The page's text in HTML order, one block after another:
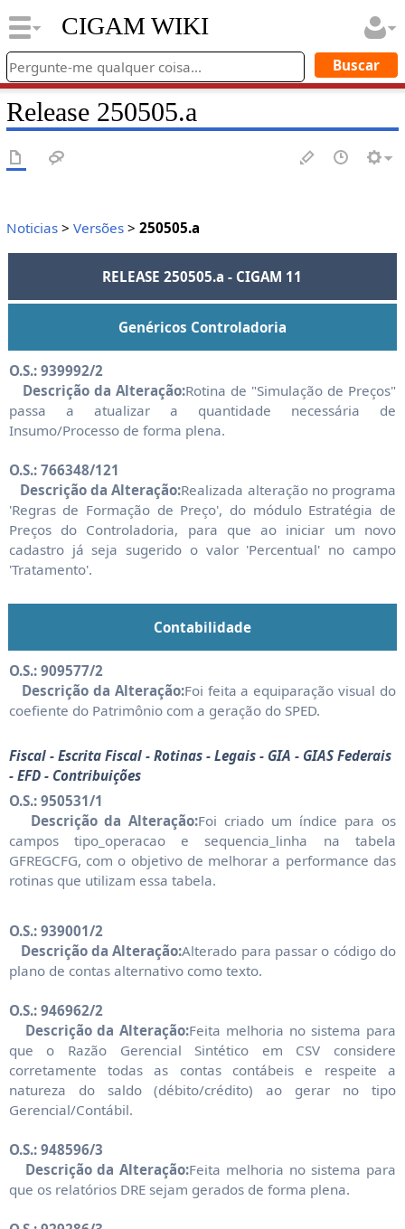
CIGAM WIKI
Release 250505.a
Noticias> Versões> 250505.a
RELEASE 250505.a - CIGAM 11
Genéricos Controladoria
O.S.: 939992/2
Descrição da Alteração:Rotina de "Simulação de Preços"
passa a atualizar a quantidade necessária de
Insumo/Processo de forma plena.
O.S.: 766348/121
Descrição da Alteração:Realizada alteração no programa
'Regras de Formação de Preço', do módulo Estratégia de
Preços do Controladoria, para que ao iniciar um novo
cadastro já seja sugerido o valor 'Percentual' no campo
'Tratamento'.
Contabilidade
O.S.: 909577/2
Descrição da Alteração:Foi feita a equiparação visual do
coefiente do Patrimônio com a geração do SPED.
Fiscal - Escrita Fiscal - Rotinas - Legais - GIA - GIAS Federais
- EFD - Contribuições
O.S.: 950531/1
Descrição da Alteração:Foi criado um índice para os
campos tipo_operacao e sequencia_linha na tabela
GFREGCFG, com o objetivo de melhorar a performance das
rotinas que utilizam essa tabela.
O.S.: 939001/2
Descrição da Alteração:Alterado para passar o código do
plano de contas alternativo como texto.
O.S.: 946962/2
Descrição da Alteração:Feita melhoria no sistema para
que o Razão Gerencial Sintético em CSV considere
corretamente todas as contas contábeis e respeite a
natureza do saldo (débito/crédito) ao gerar no tipo
Gerencial/Contábil.
O.S.: 948596/3
Descrição da Alteração:Feita melhoria no sistema para
que os relatórios DRE sejam gerados de forma plena.